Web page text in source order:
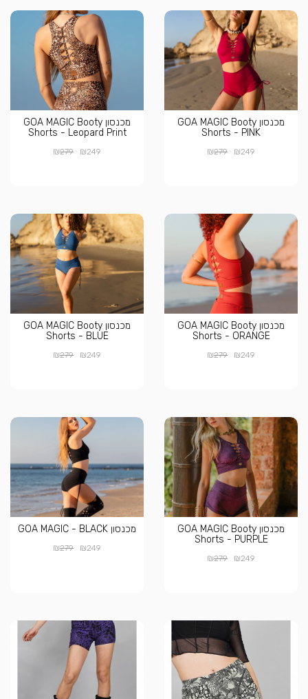
מכנסון GOA MAGIC Booty
Shorts - PINK
₪249
₪279
מכנסון GOA MAGIC Booty
Shorts - Leopard Print
₪249
₪279
מכנסון GOA MAGIC Booty
Shorts - ORANGE
₪249
₪279
מכנסון GOA MAGIC Booty
Shorts - BLUE
₪249
₪279
מכנסון GOA MAGIC Booty
Shorts - PURPLE
₪249
₪279
מכנסון GOA MAGIC - BLACK
₪249
₪279